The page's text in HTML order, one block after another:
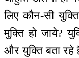
लिए कौन-सी
मुक्ति हो जाये?
और युक्ति बता रहे